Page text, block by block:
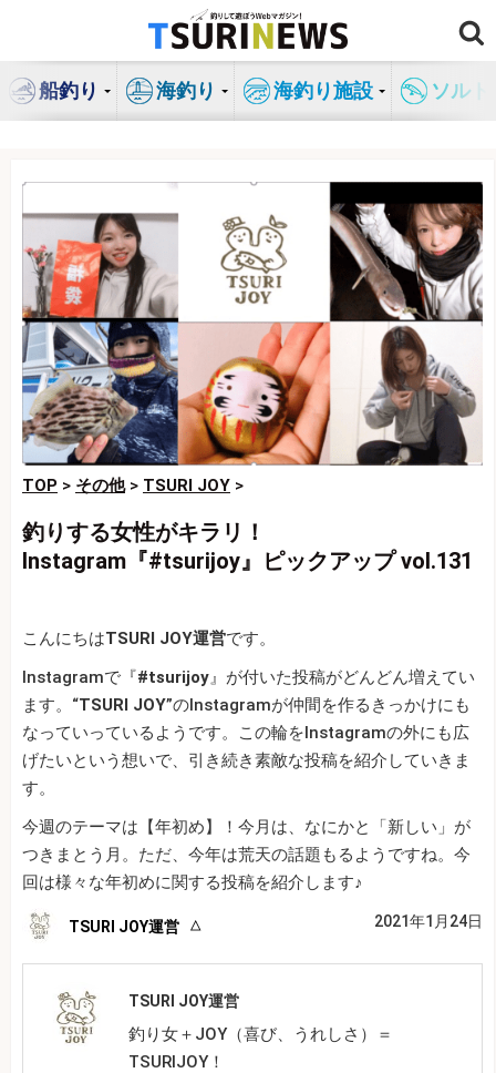
ン
船釣り 海釣り 海釣り施設 ソル
TOP > その他> TSURI JOY >
釣りする女性がキラリ！
Instagram『#tsurijoy』ピックアップ vol.131
こんにちはTSURI JOY運営です。
Instagramで『#tsurijoy』が付いた投稿がどんどん増えてい
ます。“TSURI JOY”のInstagramが仲間を作るきっかけにも
なっていっているようです。この輪をInstagramの外にも広
げたいという想いで、引き続き素敵な投稿を紹介していきま
す。
今週のテーマは【年初め】！今月は、なにかと「新しい」が
つきまとう月。ただ、今年は荒天の話題もるようですね。今
回は様々な年初めに関する投稿を紹介します♪
TSURI JOY運営 2021年1月24日
TSURI JOY運営
釣り女＋JOY（喜び、うれしさ）＝
TSURIJOY！